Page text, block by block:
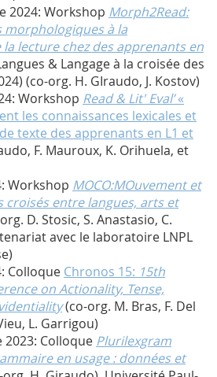
2024: Workshop Morph2Read:
morphologiques à la
lecture chez des apprenants en
& Langage à la croisée des
(co-org. H. GIraudo, J. Kostov)
Workshop Read & Lit' Eval’«
les connaissances lexicales et
texte des apprenants en L1 et
F. Mauroux, K. Orihuela, et
Workshop MOCO:MOuvement et
croisés entre langues, arts et
D. Stosic, S. Anastasio, C.
avec le laboratoire LNPL
Colloque Chronos 15: 15th
on Actionality, Tense,
(co-org. M. Bras, F. Del
L. Garrigou)
2023: Colloque Plurilexgram
en usage : données et